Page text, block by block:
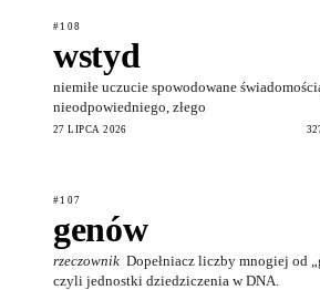
#108
wstyd
niemiłe uczucie spowodowane
nieodpowiedniego, złego
27 LIPCA 2026
#107
genów
rzeczownik Dopełniacz liczby mnogiej od
czyli jednostki dziedziczenia w DNA.